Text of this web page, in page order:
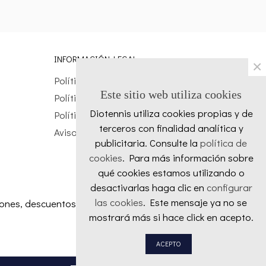
INFORMACIÓN LEGAL
Política de envío
Política de cookies
Política de privacidad
Aviso legal
descuentos y ofertas especiales.
Este sitio web utiliza cookies
Diotennis utiliza cookies propias y de
terceros con finalidad analítica y
publicitaria. Consulte la política de
cookies. Para más información sobre
qué cookies estamos utilizando o
desactivarlas haga clic en configurar
las cookies. Este mensaje ya no se
mostrará más si hace click en acepto.
ACEPTO
×